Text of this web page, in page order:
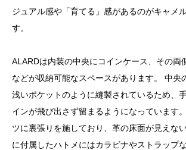
ジュアル感や「育てる」感があるのがキャメ
す。
ALARDは内装の中央にコインケース、その両
などが収納可能なスペースがあります。 中央
浅いポケットのように縫製されているため、
インが飛び出さず留まるようになっています
ツに裏張りを施しており、革の床面が見えな
に付属したハトメにはカラビナやストラップ